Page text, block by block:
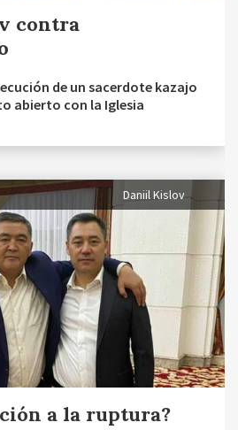
contra
de un sacerdote kazajo
abierto con la Iglesia
Daniil Kislov
a la ruptura?